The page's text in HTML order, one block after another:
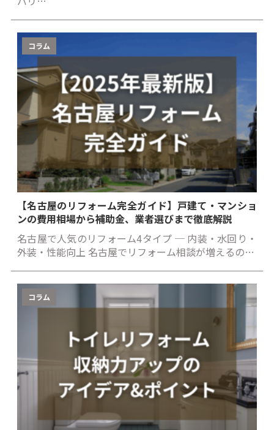
コラム
【名古屋のリフォーム完全ガイド】戸建て・マンショ
ンの費用相場から補助金、業者選びまで徹底解説
名古屋で人気のリフォーム4タイプ ─ 内装・水回り・
外装・性能向上 名古屋でリフォーム相談が増えるの…
コラム